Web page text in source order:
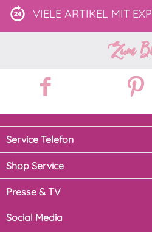
VIELE ARTIKEL MIT
Zum
Service Telefon
Shop Service
Presse & TV
Social Media